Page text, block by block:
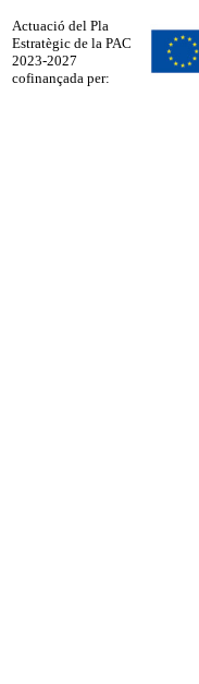
Actuació del Pla
Estratègic de la PAC
2023-2027
cofinançada per: